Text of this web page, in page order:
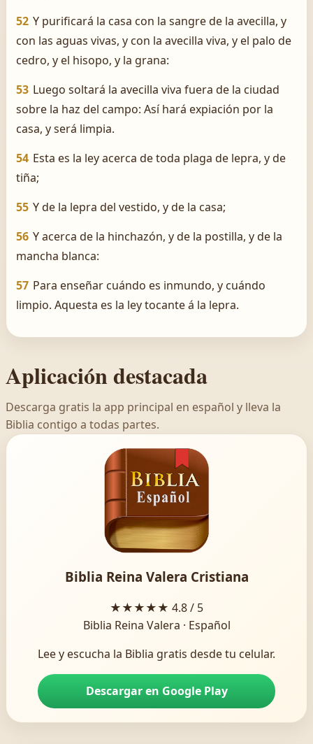
52 Y purificará la casa con la sangre de la avecilla, y
con las aguas vivas, y con la avecilla viva, y el palo de
cedro, y el hisopo, y la grana:
53 Luego soltará la avecilla viva fuera de la ciudad
sobre la haz del campo: Así hará expiación por la
casa, y será limpia.
54 Esta es la ley acerca de toda plaga de lepra, y de
tiña;
55 Y de la lepra del vestido, y de la casa;
56 Y acerca de la hinchazón, y de la postilla, y de la
mancha blanca:
57 Para enseñar cuándo es inmundo, y cuándo
limpio. Aquesta es la ley tocante á la lepra.
Aplicación destacada
Descarga gratis la app principal en español y lleva la
Biblia contigo a todas partes.
Biblia Reina Valera Cristiana
★★★★★ 4.8 / 5
Biblia Reina Valera · Español
Lee y escucha la Biblia gratis desde tu celular.
Descargar en Google Play